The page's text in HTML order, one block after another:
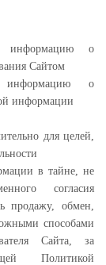
информацию о
Сайтом
информацию о
информации
для целей,
в тайне, не
согласия
продажу, обмен,
способами
Сайта, за
Политикой